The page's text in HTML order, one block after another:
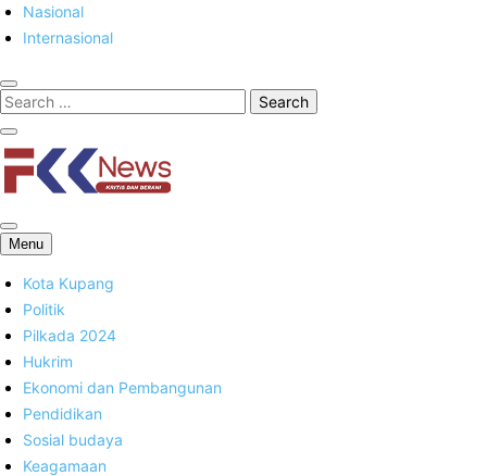
Nasional
Internasional
FKK News
Menu
Kota Kupang
Politik
Pilkada 2024
Hukrim
Ekonomi dan Pembangunan
Pendidikan
Sosial budaya
Keagamaan